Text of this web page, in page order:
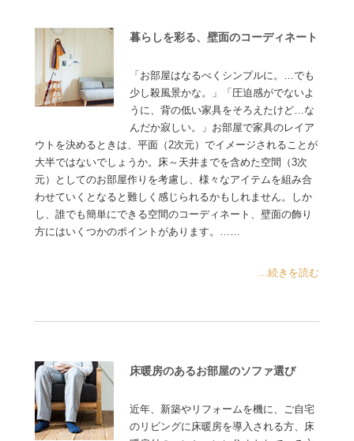
暮らしを彩る、壁面のコーディネート
「お部屋はなるべくシンプルに。…でも
少し殺風景かな。」「圧迫感がでないよ
うに、背の低い家具をそろえたけど…な
んだか寂しい。」お部屋で家具のレイア
ウトを決めるときは、平面（2次元）でイメージされることが
大半ではないでしょうか。床～天井までを含めた空間（3次
元）としてのお部屋作りを考慮し、様々なアイテムを組み合
わせていくとなると難しく感じられるかもしれません。しか
し、誰でも簡単にできる空間のコーディネート、壁面の飾り
方にはいくつかのポイントがあります。……
...続きを読む
床暖房のあるお部屋のソファ選び
近年、新築やリフォームを機に、ご自宅
のリビングに床暖房を導入される方、床